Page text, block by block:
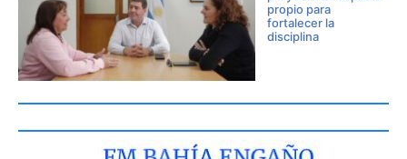
propio para
fortalecer la
disciplina